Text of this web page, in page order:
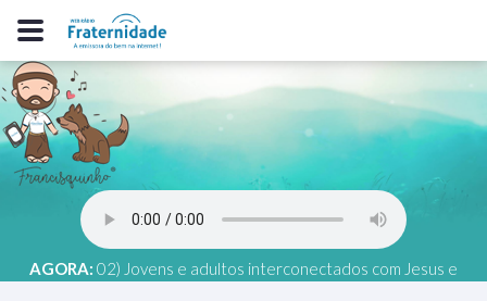
AGORA: 02) Jovens e adultos interconectados com Jesus e